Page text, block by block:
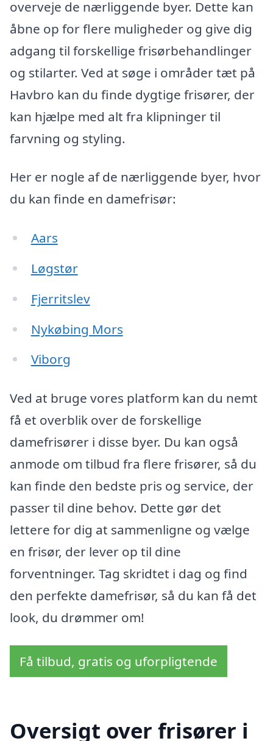
overveje de nærliggende byer. Dette kan
åbne op for flere muligheder og give dig
adgang til forskellige frisørbehandlinger
og stilarter. Ved at søge i områder tæt på
Havbro kan du finde dygtige frisører, der
kan hjælpe med alt fra klipninger til
farvning og styling.
Her er nogle af de nærliggende byer, hvor
du kan finde en damefrisør:
Aars
Løgstør
Fjerritslev
Nykøbing Mors
Viborg
Ved at bruge vores platform kan du nemt
få et overblik over de forskellige
damefrisører i disse byer. Du kan også
anmode om tilbud fra flere frisører, så du
kan finde den bedste pris og service, der
passer til dine behov. Dette gør det
lettere for dig at sammenligne og vælge
en frisør, der lever op til dine
forventninger. Tag skridtet i dag og find
den perfekte damefrisør, så du kan få det
look, du drømmer om!
Få tilbud, gratis og uforpligtende
Oversigt over frisører i